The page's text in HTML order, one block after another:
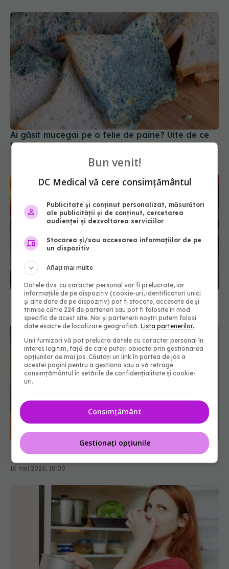
Ai găsit mucegai pe o felie de pâine? Uite de ce
trebuie să arunci toată pâinea
05 mar 2026, 20:09
Nu arunca codițele ardeilor. Cum le poți folosi
inteligent
21 dec 2025, 16:31
Nu doar vinul se strică. Ce alcool își pierde
calitatea mult mai repede decât ai crede
16 mai 2026, 18:00
Bun venit!
DC Medical vă cere consimțământul
Publicitate și conținut personalizat, măsurători
ale publicității și de conținut, cercetarea
audienței și dezvoltarea serviciilor
Stocarea și/sau accesarea informațiilor de pe
un dispozitiv
Aflați mai multe
Datele dvs. cu caracter personal vor fi prelucrate, iar
informațiile de pe dispozitiv (cookie-uri, identificatori unici
și alte date de pe dispozitiv) pot fi stocate, accesate de și
trimise către 224 de parteneri sau pot fi folosite în mod
specific de acest site. Noi și partenerii noștri putem folosi
date exacte de localizare geografică.Lista partenerilor.
Unii furnizori vă pot prelucra datele cu caracter personal în
interes legitim, față de care puteți obiecta prin gestionarea
opțiunilor de mai jos. Căutați un link în partea de jos a
acestei pagini pentru a gestiona sau a vă retrage
consimțământul în setările de confidențialitate și cookie-
uri.
Consimțământ
Gestionați opțiunile